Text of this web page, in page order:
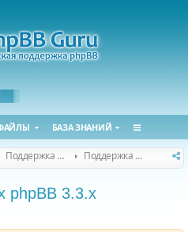
БАЗА ЗНАНИЙ
Поддержка phpBB Поддержка phpBB 3.3.x
phpBB 3.3.x